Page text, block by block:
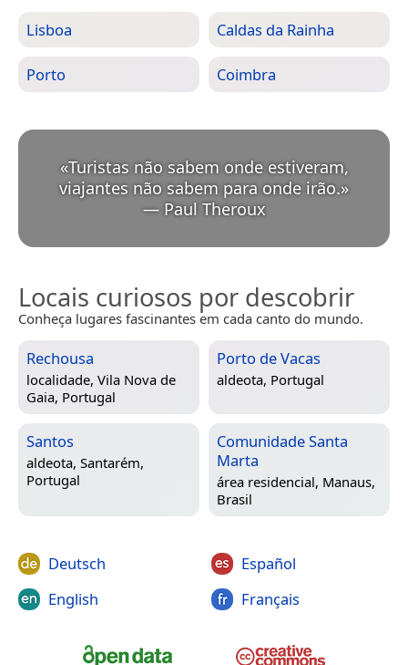
Lisboa Caldas da Rainha
Porto Coimbra
«Turistas não sabem onde estiveram,
viajantes não sabem para onde irão.
— Paul Theroux
Locais curiosos por descobrir
Conheça lugares fascinantes em cada canto do mundo.
Rechousa
localidade, Vila Nova de
Gaia, Portugal
Porto de Vacas
aldeota, Portugal
Santos
aldeota, Santarém,
Portugal
Comunidade Santa
Marta
área residencial, Manaus,
Brasil
Deutsch
English
Español
Français